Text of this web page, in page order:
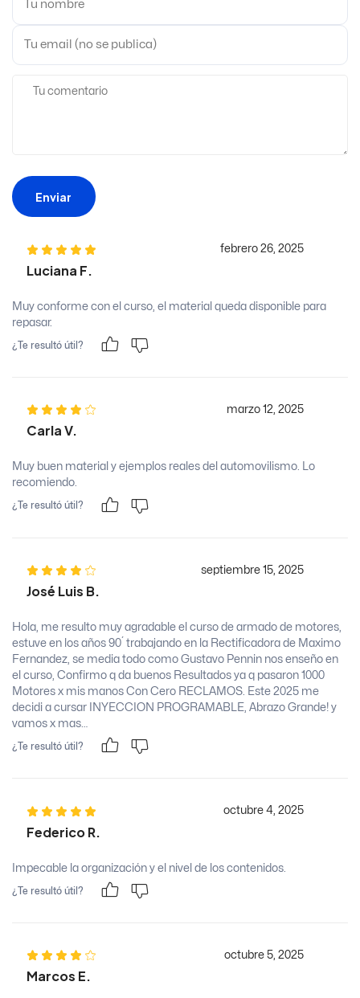
Enviar
Luciana F.
febrero 26, 2025
Muy conforme con el curso, el material queda disponible para
repasar.
¿Te resultó útil?
Carla V.
marzo 12, 2025
Muy buen material y ejemplos reales del automovilismo. Lo
recomiendo.
¿Te resultó útil?
José Luis B.
septiembre 15, 2025
Hola, me resulto muy agradable el curso de armado de motores,
estuve en los años 90´ trabajando en la Rectificadora de Maximo
Fernandez, se media todo como Gustavo Pennin nos enseño en
el curso, Confirmo q da buenos Resultados ya q pasaron 1000
Motores x mis manos Con Cero RECLAMOS. Este 2025 me
decidi a cursar INYECCION PROGRAMABLE, Abrazo Grande! y
vamos x mas…
¿Te resultó útil?
Federico R.
octubre 4, 2025
Impecable la organización y el nivel de los contenidos.
¿Te resultó útil?
Marcos E.
octubre 5, 2025